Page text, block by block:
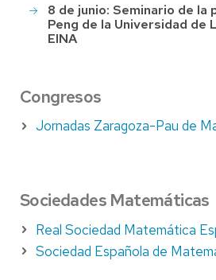
8 de junio: Seminario de
Peng de la Universidad de
EINA
Congresos
Jornadas Zaragoza-Pau de
Sociedades Matemáticas
Real Sociedad Matemática
Sociedad Española de